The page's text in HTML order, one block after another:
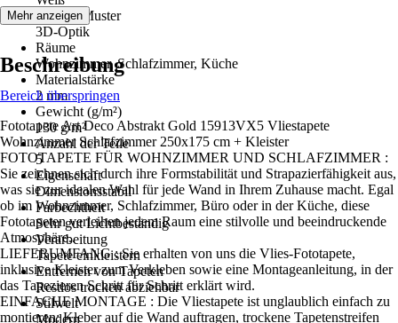
Dekor / Muster
3D-Optik
Räume
Wohnzimmer, Schlafzimmer, Küche
Materialstärke
2 mm
Gewicht (g/m²)
130 g/m²
Anzahl der Teile
5
Eigenschaft
Dimensionsstabil
Farbechtheit
Sehr gut Lichtbeständig
Verarbeitung
Tapete einkleistern
Entfernen von Tapeten
Restlos trocken abziehbar
Stilwelt
Modern
Mehr anzeigen
Beschreibung
Bereich überspringen
Fototapete Art Deco Abstrakt Gold 15913VX5 Vliestapete
Wohnzimmer Schlafzimmer 250x175 cm + Kleister
FOTOTAPETE FÜR WOHNZIMMER UND SCHLAFZIMMER :
Sie zeichnen sich durch ihre Formstabilität und Strapazierfähigkeit aus,
was sie zur idealen Wahl für jede Wand in Ihrem Zuhause macht. Egal
ob im Wohnzimmer, Schlafzimmer, Büro oder in der Küche, diese
Fototapeten verleihen jedem Raum eine stilvolle und beeindruckende
Atmosphäre..
LIEFERUMFANG : Sie erhalten von uns die Vlies-Fototapete,
inklusive Kleister zum Verkleben sowie eine Montageanleitung, in der
das Tapezieren Schritt für Schritt erklärt wird.
EINFACHE MONTAGE : Die Vliestapete ist unglaublich einfach zu
montieren: Kleber auf die Wand auftragen, trockene Tapetenstreifen